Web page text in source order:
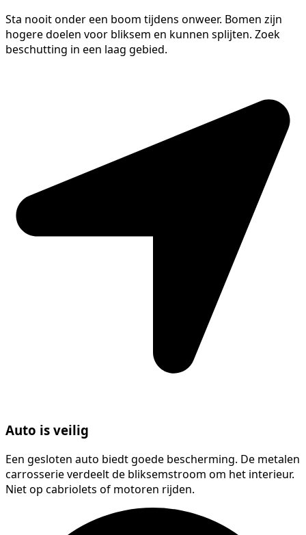
Sta nooit onder een boom tijdens onweer. Bomen zijn
hogere doelen voor bliksem en kunnen splijten. Zoek
beschutting in een laag gebied.
Auto is veilig
Een gesloten auto biedt goede bescherming. De metalen
carrosserie verdeelt de bliksemstroom om het interieur.
Niet op cabriolets of motoren rijden.